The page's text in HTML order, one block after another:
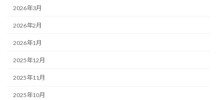
2026年3月
2026年2月
2026年1月
2025年12月
2025年11月
2025年10月